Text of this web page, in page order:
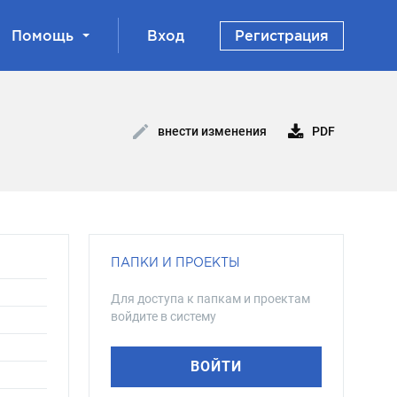
Помощь Вход Регистрация
внести изменения PDF
ПАПКИ И ПРОЕКТЫ
Для доступа к папкам и проектам
войдите в систему
ВОЙТИ